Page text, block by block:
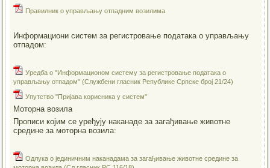
Правилник о управљању отпадним возилима
Информациони систем за регистровање података о управљању
отпадом:
Уредба о "Информационом систему за регистровање података о
управљању отпадом" (Службени гласник Републике Српске број 21/24)
Упутство "Пријава корисника у систем"
Моторна возила
Прописи којим се уређују наканаде за загађивање животне
средине за моторна возила:
Одлука о јединичним наканадама за загађивање животне средине за